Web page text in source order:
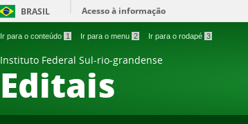
BRASIL Acesso à informação
Ir para o conteúdo 1 Ir para o menu 2 Ir para o rodapé 3
Instituto Federal Sul-rio-grandense
Editais